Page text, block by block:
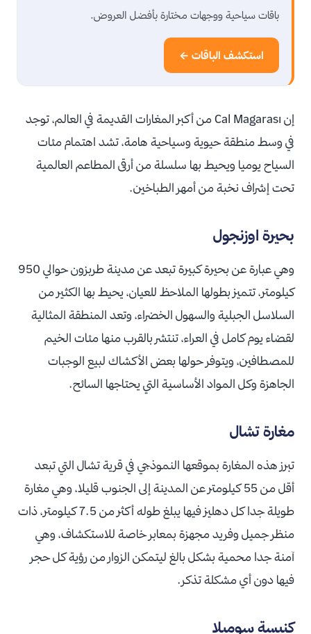
باقات سياحية ووجهات مختارة بأفضل العروض.
استكشف الباقات ←
إن Cal Magarası من أكبر المغارات القديمة في العالم، توجد
في وسط منطقة حيوية وسياحية هامة، تشد اهتمام مئات
السياح يوميا ويحيط بها سلسلة من أرقى المطاعم العالمية
تحت إشراف نخبة من أمهر الطباخين.
بحيرة اوزنجول
وهي عبارة عن بحيرة كبيرة تبعد عن مدينة طربزون حوالي 950
كيلومتر، تتميز بطولها الملاحظ للعيان، يحيط بها الكثير من
السلاسل الجبلية والسهول الخضراء، وتعد المنطقة المثالية
لقضاء يوم كامل في العراء، تنتشر بالقرب منها مئات الخيم
للمصطافين، ويتوفر حولها بعض الأكشاك لبيع الوجبات
الجاهزة وكل المواد الأساسية التي يحتاجها السائح.
مغارة تشال
تبرز هذه المغارة بموقعها النموذجي في قرية تشال التي تبعد
أقل من 55 كيلومتر عن المدينة إلى الجنوب قليلا، وهي مغارة
طويلة جدا كل دهليز فيها يبلغ طوله أكثر من 7.5 كيلومتر، ذات
منظر جميل وفريد مجهزة بمعابر خاصة للاستكشاف، وهي
آمنة جدا محمية بشكل بالغ ليتمكن الزوار من رؤية كل حجر
فيها دون أي مشكلة تذكر.
كنيسة سوميلا